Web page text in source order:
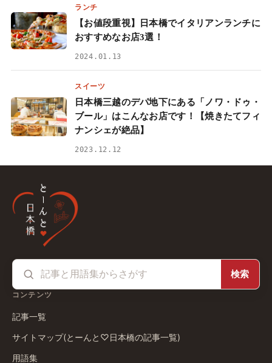
ランチ
【お値段重視】日本橋でイタリアンランチに
おすすめなお店3選！
2024.01.13
スイーツ
日本橋三越のデパ地下にある「ノワ・ドゥ・
ブール」はこんなお店です！【焼きたてフィ
ナンシェが絶品】
2023.12.12
検索
コンテンツ
記事一覧
サイトマップ(とーんと♡日本橋の記事一覧)
用語集